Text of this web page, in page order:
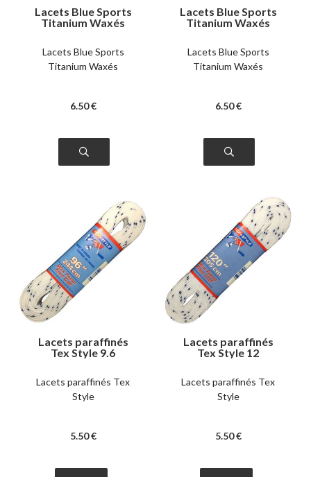
Lacets Blue Sports
Titanium Waxés
Lacets Blue Sports
Titanium Waxés
6.50 €
Lacets Blue Sports
Titanium Waxés
Lacets Blue Sports
Titanium Waxés
6.50 €
Lacets paraffinés
Tex Style 9.6
Lacets paraffinés Tex
Style
5.50 €
Lacets paraffinés
Tex Style 12
Lacets paraffinés Tex
Style
5.50 €